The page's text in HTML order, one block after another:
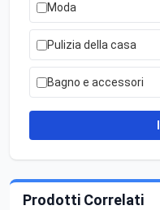
Moda
Pulizia della casa
Bagno e accessori
Prodotti Correlati